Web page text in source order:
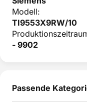
Modell:
TI9553X9RW/10
- 9902
Passende